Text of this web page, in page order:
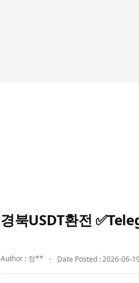
경북USDT환전
Author : 정** Date Posted : 2026-06-